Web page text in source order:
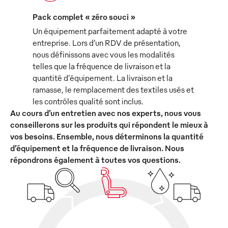
Pack complet « zéro souci »
Un équipement parfaitement adapté à votre
entreprise. Lors d’un RDV de présentation,
nous définissons avec vous les modalités
telles que la fréquence de livraison et la
quantité d’équipement. La livraison et la
ramasse, le remplacement des textiles usés et
les contrôles qualité sont inclus.
Au cours d’un entretien avec nos experts, nous vous
conseillerons sur les produits qui répondent le mieux à
vos besoins. Ensemble, nous déterminons la quantité
d’équipement et la fréquence de livraison. Nous
répondrons également à toutes vos questions.